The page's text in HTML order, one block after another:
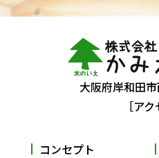
大阪府岸和田
［アク
コンセプト